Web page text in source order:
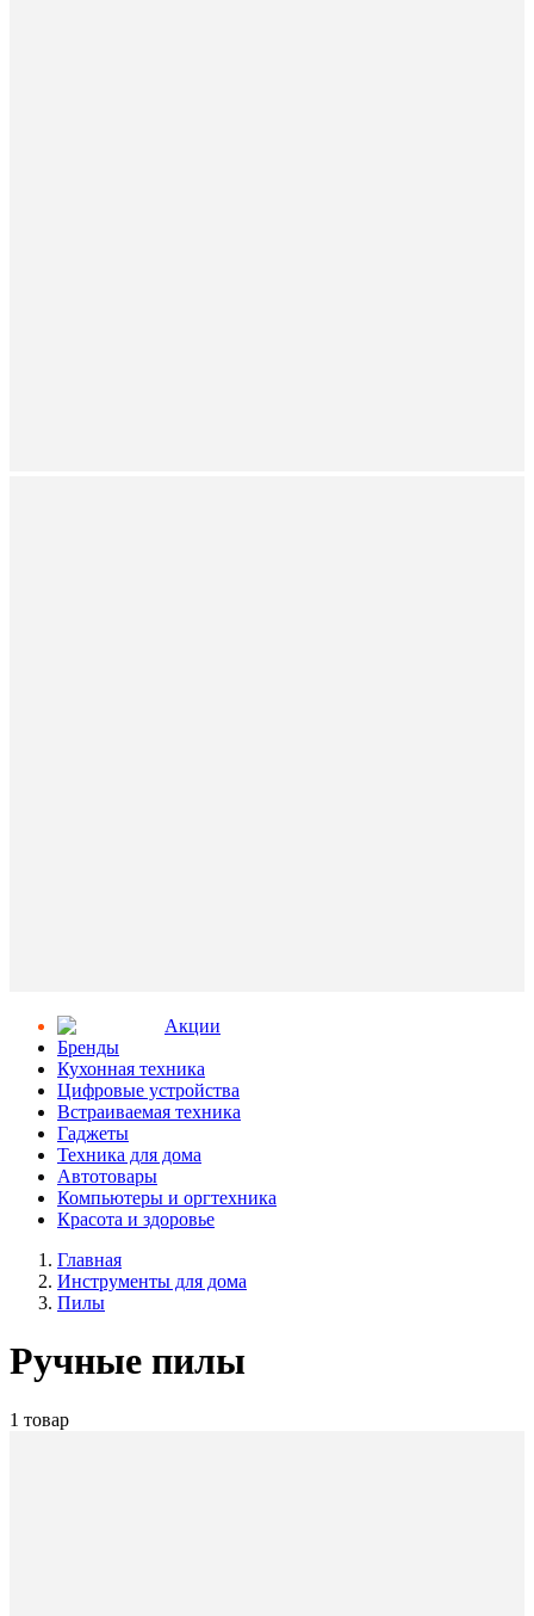
Aкции
Бренды
Кухонная техника
Цифровые устройства
Встраиваемая техника
Гаджеты
Техника для дома
Автотовары
Компьютеры и оргтехника
Красота и здоровье
Главная
Инструменты для дома
Пилы
Ручные пилы
1 товар